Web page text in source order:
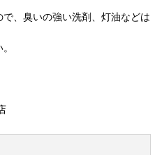
、臭いの強い洗剤、灯油などは